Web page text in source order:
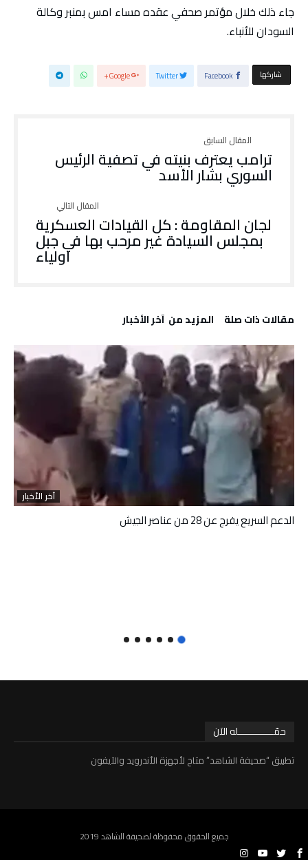
جاء ذلك خلال مؤتمر صحفي عقده مساء امس بمنبر وكالة
السودان للأنباء.
‫‫ شاركها‬ Facebook
Twitter
Google+
ترامب يعترف بنيته في تصفية الرئيس
السوري بشار الأسد
لجان المقاومة : كل القيادات العسكرية
بمجلس السيادة غير مرحب بها في جبل
اولياء
‫مقالات ذات صلة‬ ‫المزيد من ‬ آخر الأخبار
آخر الأخبار
الدعم السريع يفرج عن 28 من عناصر الجيش
حمّـــــــــــــله الآن
تطبيق “صحيفة الشاهد” متاح لأجهزة الأندرويد والآيفون
جميع الحقوق محفوظة لصحيفة الشاهد 2019